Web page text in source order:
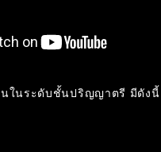
ในระดับชั้นปริญญาตรี มีดังนี้